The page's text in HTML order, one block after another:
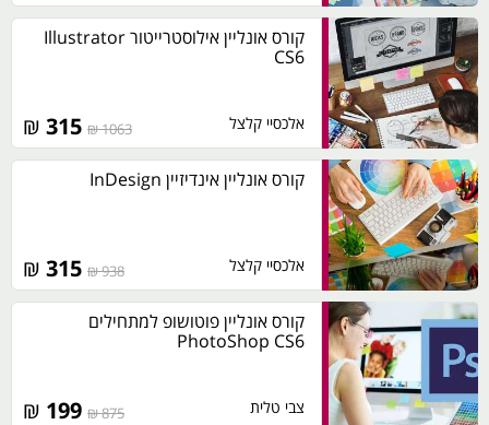
קורס אונליין אילוסטרייטור Illustrator
CS6
אלכסיי קלצל 1063 ₪
₪
קורס אונליין אינדיזיין InDesign
אלכסיי קלצל 938 ₪
₪
קורס אונליין פוטושופ למתחילים
PhotoShop CS6
צבי טלית 875 ₪
₪